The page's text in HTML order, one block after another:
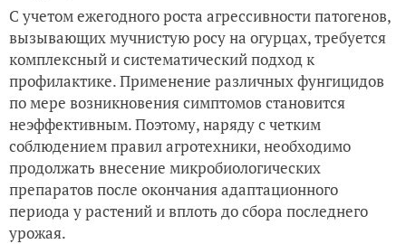
С учетом ежегодного роста агрессивности патогенов,
вызывающих мучнистую росу на огурцах, требуется
комплексный и систематический подход к
профилактике. Применение различных фунгицидов
по мере возникновения симптомов становится
неэффективным. Поэтому, наряду с четким
соблюдением правил агротехники, необходимо
продолжать внесение микробиологических
препаратов после окончания адаптационного
периода у растений и вплоть до сбора последнего
урожая.